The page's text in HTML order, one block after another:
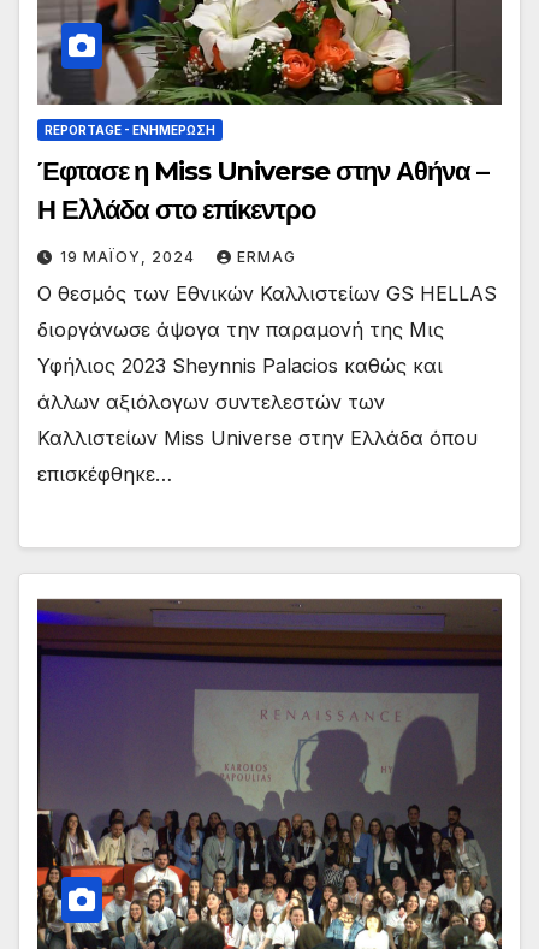
REPORTAGE - EΝΗΜΈΡΩΣΗ
Έφτασε η Miss Universe στην Αθήνα –
Η Ελλάδα στο επίκεντρο
19 ΜΑΪ́ΟΥ, 2024 ERMAG
Ο θεσμός των Εθνικών Καλλιστείων GS HELLAS
διοργάνωσε άψογα την παραμονή της Μις
Υφήλιος 2023 Sheynnis Palacios καθώς και
άλλων αξιόλογων συντελεστών των
Καλλιστείων Miss Universe στην Ελλάδα όπου
επισκέφθηκε…